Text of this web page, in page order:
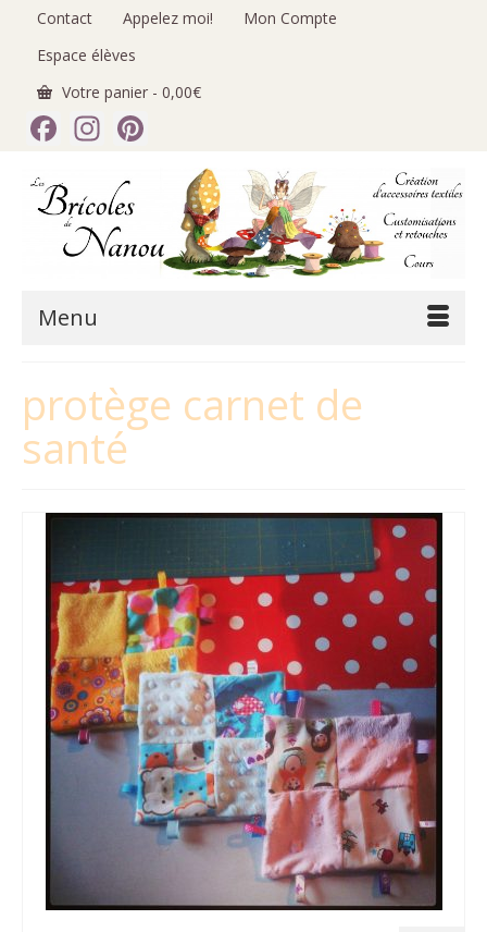
Contact Appelez moi!
Mon Compte
Espace élèves
Votre panier - 0,00€
Facebook
Instagram
Menu
protège carnet de
santé